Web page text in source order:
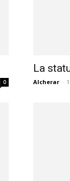
0
La
Alcherar -